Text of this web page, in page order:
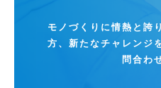
モノづくりに情熱と誇
方、 新たなチャレンジ
問合わ